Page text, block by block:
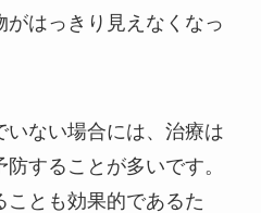
はっきり見えなくなっ
いない場合には、治療は
することが多いです。
ことも効果的であるた